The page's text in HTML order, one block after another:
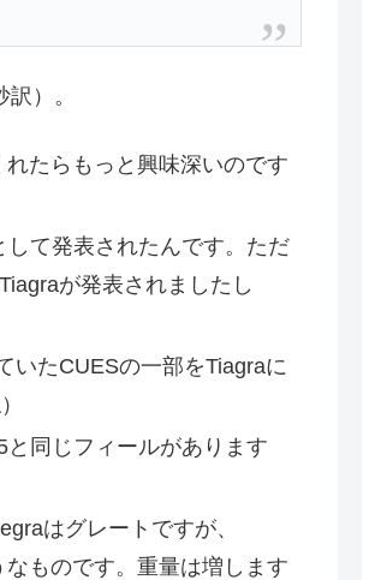
）。
たらもっと興味深いのです
して発表されたんです。ただ
が発表されましたし
いたCUESの一部をTiagraに
同じフィールがあります
はグレートですが、
ものです。重量は増します